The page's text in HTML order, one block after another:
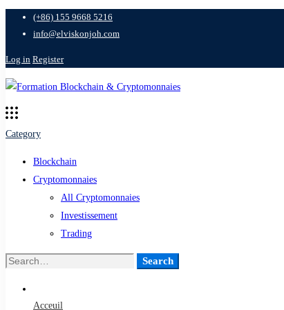
(+86) 155 9668 5216
info@elviskonjoh.com
Log in Register
Category
Blockchain
Cryptomonnaies
All Cryptomonnaies
Investissement
Trading
Search
Search
Acceuil